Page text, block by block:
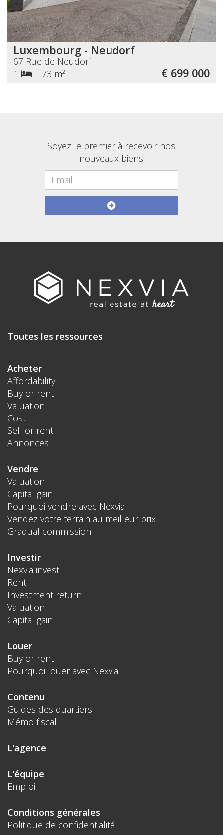
Luxembourg - Neudorf
67 Rue de Neudorf
1
| 73 m² € 699 000
Soyez le premier à recevoir nos
nouveaux biens
Toutes les ressources
Acheter
Affordability
Buy or rent
Valuation
Cost
Sell or rent
Annonces
Vendre
Valuation
Capital gain
Pourquoi vendre avec Nexvia
Vendez votre terrain au meilleur prix
Gradual commission
Investir
Nexvia invest
Rent
Investment return
Valuation
Capital gain
Louer
Buy or rent
Pourquoi louer avec Nexvia
Contenu
Guides des quartiers
Mémo fiscal
L'agence
L'équipe
Emploi
Conditions générales
Politique de confidentialité